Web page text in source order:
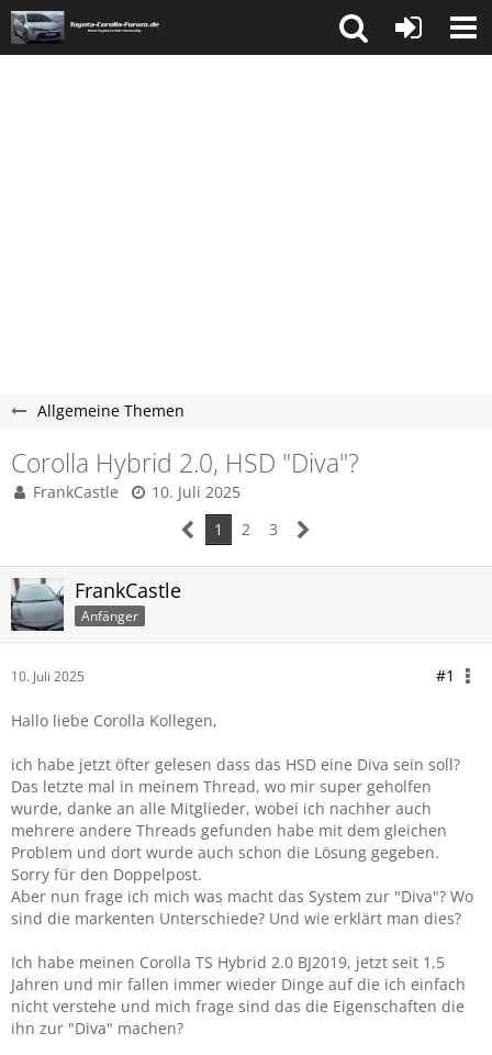
Allgemeine Themen
Corolla Hybrid 2.0, HSD "Diva"?
FrankCastle
10. Juli 2025
1
2 3
FrankCastle
Anfänger
10. Juli 2025 #1
Hallo liebe Corolla Kollegen,
ich habe jetzt öfter gelesen dass das HSD eine Diva sein soll?
Das letzte mal in meinem Thread, wo mir super geholfen
wurde, danke an alle Mitglieder, wobei ich nachher auch
mehrere andere Threads gefunden habe mit dem gleichen
Problem und dort wurde auch schon die Lösung gegeben.
Sorry für den Doppelpost.
Aber nun frage ich mich was macht das System zur "Diva"? Wo
sind die markenten Unterschiede? Und wie erklärt man dies?
Ich habe meinen Corolla TS Hybrid 2.0 BJ2019, jetzt seit 1,5
Jahren und mir fallen immer wieder Dinge auf die ich einfach
nicht verstehe und mich frage sind das die Eigenschaften die
ihn zur "Diva" machen?